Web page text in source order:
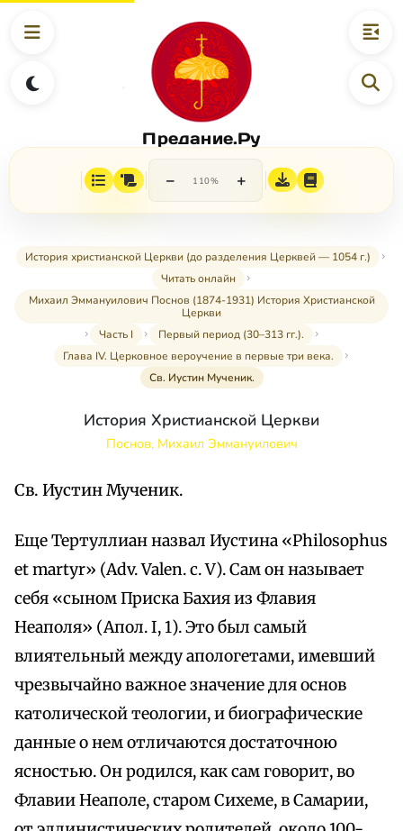
Предание.Ру
− 110% +
История христианской Церкви (до разделения Церквей — 1054 г.)
Читать онлайн
Михаил Эммануилович Поснов (1874-1931) История Христианской
Церкви
Часть I
Первый период (30–313 гг.).
Глава IV. Церковное вероучение в первые три века.
Св. Иустин Мученик.
История Христианской Церкви
Поснов, Михаил Эммануилович
Св. Иустин Мученик.
Еще Тертуллиан назвал Иустина «Philosophus
et martyr» (Adv. Valen. с. V). Сам он называет
себя «сыном Приска Бахия из Флавия
Неаполя» (Апол. I, 1). Это был самый
влиятельный между апологетами, имевший
чрезвычайно важное значение для основ
католической теологии, и биографические
данные о нем отличаются достаточною
ясностью. Он родился, как сам говорит, во
Флавии Неаполе, старом Сихеме, в Самарии,